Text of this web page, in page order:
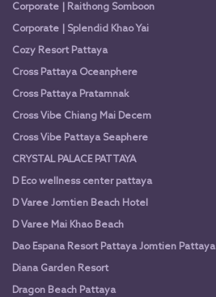
Corporate | Raithong Somboon
Corporate | Splendid Khao Yai
Cozy Resort Pattaya
Cross Pattaya Oceanphere
Cross Pattaya Pratamnak
Cross Vibe Chiang Mai Decem
Cross Vibe Pattaya Seaphere
CRYSTAL PALACE PATTAYA
D Eco wellness center pattaya
D Varee Jomtien Beach Hotel
D Varee Mai Khao Beach
Dao Espana Resort Pattaya Jomtien Pattaya
Diana Garden Resort
Dragon Beach Pattaya